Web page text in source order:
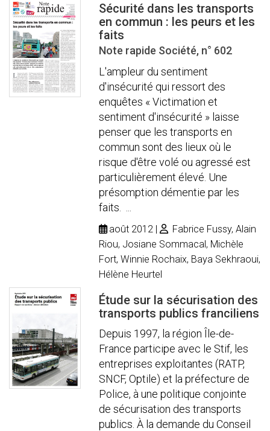
Sécurité dans les transports
en commun : les peurs et les
faits
Note rapide Société, n° 602
L'ampleur du sentiment
d'insécurité qui ressort des
enquêtes « Victimation et
sentiment d'insécurité » laisse
penser que les transports en
commun sont des lieux où le
risque d'être volé ou agressé est
particulièrement élevé. Une
présomption démentie par les
faits. ...
août 2012
Fabrice Fussy, Alain
Riou, Josiane Sommacal, Michèle
Fort, Winnie Rochaix, Baya Sekhraoui,
Hélène Heurtel
Étude sur la sécurisation des
transports publics franciliens
Depuis 1997, la région Île-de-
France participe avec le Stif, les
entreprises exploitantes (RATP,
SNCF, Optile) et la préfecture de
Police, à une politique conjointe
de sécurisation des transports
publics. À la demande du Conseil